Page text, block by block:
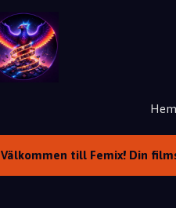
Hem
Välkommen till Femix! Din